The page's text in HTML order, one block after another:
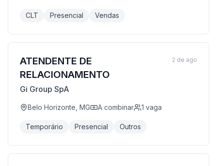
CLT Presencial Vendas
ATENDENTE DE
RELACIONAMENTO
Gi Group SpA
Belo Horizonte, MG A combinar 1 vaga
Temporário Presencial Outros
2 de ago